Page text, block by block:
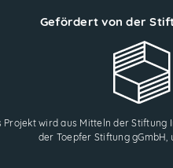
Gefördert von der
Projekt wird aus Mitteln der Stiftung
der Toepfer Stiftung